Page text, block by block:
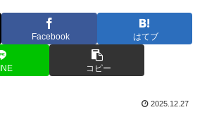
Facebook はてブ
コピー
2025.12.27